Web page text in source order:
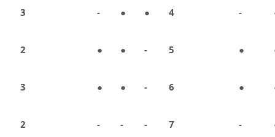
3 - ● ● 4 -
2 ● ● - 5 ●
3 ● ● - 6 ●
2 - - - 7 -